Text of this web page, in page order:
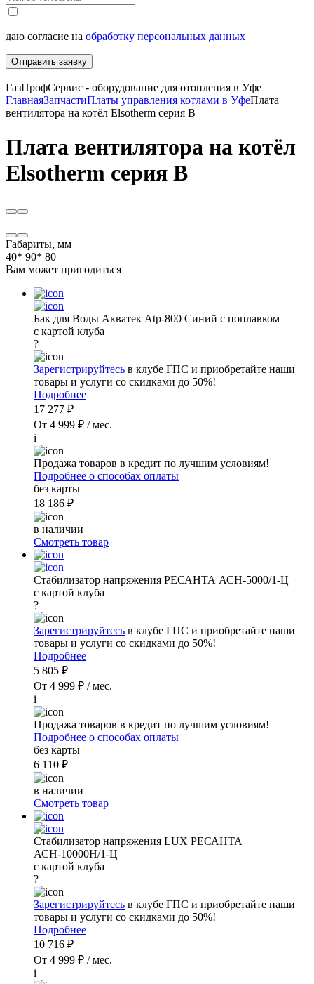
даю согласие на обработку персональных данных
Отправить заявку
ГазПрофСервис - оборудование для отопления в Уфе
ГлавнаяЗапчастиПлаты управления котлами в УфеПлата
вентилятора на котёл Elsotherm серия B
Плата вентилятора на котёл
Elsotherm серия B
Габариты, мм
40* 90* 80
Вам может пригодиться
Бак для Воды Акватек Atp-800 Синий с поплавком
с картой клуба
?
Зарегистрируйтесь в клубе ГПС и приобретайте наши
товары и услуги со скидками до 50%!
Подробнее
17 277 ₽
От 4 999 ₽ / мес.
i
Продажа товаров в кредит по лучшим условиям!
Подробнее о способах оплаты
без карты
18 186 ₽
в наличии
Смотреть товар
Стабилизатор напряжения РЕСАНТА АСН-5000/1-Ц
с картой клуба
?
Зарегистрируйтесь в клубе ГПС и приобретайте наши
товары и услуги со скидками до 50%!
Подробнее
5 805 ₽
От 4 999 ₽ / мес.
i
Продажа товаров в кредит по лучшим условиям!
Подробнее о способах оплаты
без карты
6 110 ₽
в наличии
Смотреть товар
Стабилизатор напряжения LUX РЕСАНТА
АСН-10000Н/1-Ц
с картой клуба
?
Зарегистрируйтесь в клубе ГПС и приобретайте наши
товары и услуги со скидками до 50%!
Подробнее
10 716 ₽
От 4 999 ₽ / мес.
i